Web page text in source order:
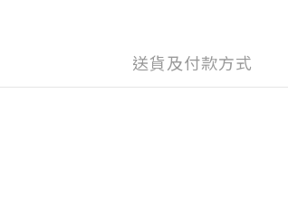
送貨及付款方式